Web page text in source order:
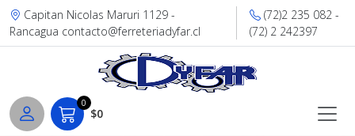
Capitan Nicolas Maruri 1129 -
Rancagua contacto@ferreteriadyfar.cl
(72)2 235 082 -
(72) 2 242397
0
$0